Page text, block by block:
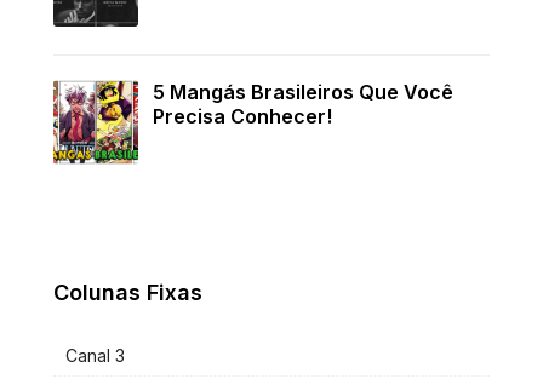
5 Mangás Brasileiros Que Você
Precisa Conhecer!
Colunas Fixas
Canal 3